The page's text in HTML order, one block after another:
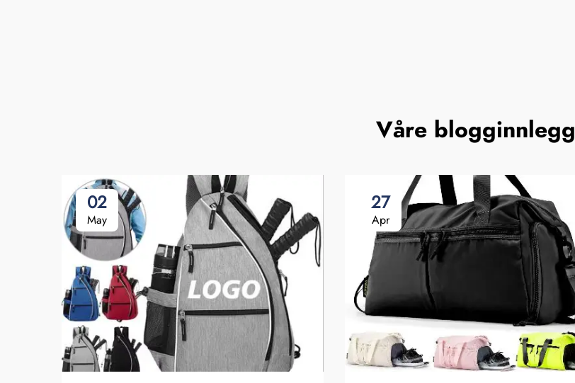
Våre blogginnlegg
02
May
27
Apr